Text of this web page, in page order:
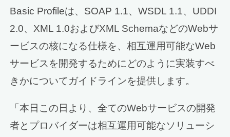
Basic Profileは、SOAP 1.1、WSDL 1.1、UDDI
2.0、XML 1.0およびXML SchemaなどのWebサ
ービスの核になる仕様を、相互運用可能なWeb
サービスを開発するためにどのように実装すべ
きかについてガイドラインを提供します。
「本日この日より、全てのWebサービスの開発
者とプロバイダーは相互運用可能なソリューシ